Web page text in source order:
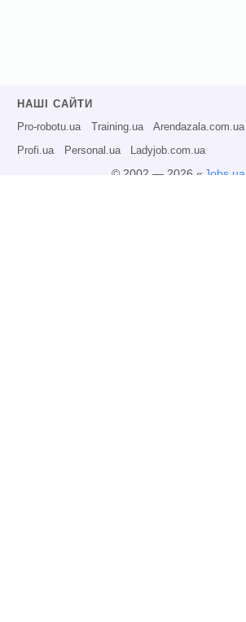
НАШІ САЙТИ
Pro-robotu.ua Training.ua Arendazala.com.ua
Profi.ua Personal.ua Ladyjob.com.ua
© 2002 — 2026 « Jobs.ua